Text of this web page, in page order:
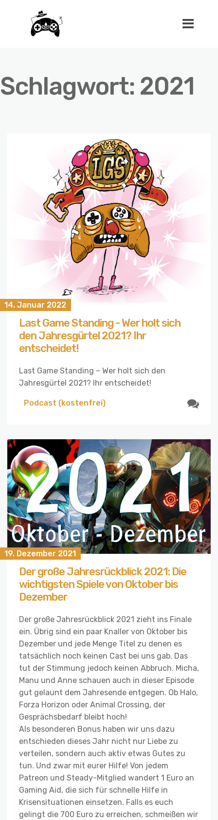
Schlagwort: 2021
14. Januar 2022
Last Game Standing - Wer holt sich
den Jahresgürtel 2021? Ihr
entscheidet!
Last Game Standing – Wer holt sich den
Jahresgürtel 2021? Ihr entscheidet!
Podcast (kostenfrei)
19. Dezember 2021
Der große Jahresrückblick 2021: Die
wichtigsten Spiele von Oktober bis
Dezember
Der große Jahresrückblick 2021 zieht ins Finale
ein. Übrig sind ein paar Knaller von Oktober bis
Dezember und jede Menge Titel zu denen es
tatsächlich noch keinen Cast bei uns gab. Das
tut der Stimmung jedoch keinen Abbruch. Micha,
Manu und Anne schauen auch in dieser Episode
gut gelaunt dem Jahresende entgegen. Ob Halo,
Forza Horizon oder Animal Crossing, der
Gesprächsbedarf bleibt hoch!
Als besonderen Bonus haben wir uns dazu
entschieden dieses Jahr nicht nur Liebe zu
verteilen, sondern auch aktiv etwas Gutes zu
tun. Und zwar mit eurer Hilfe! Von jedem
Patreon und Steady-Mitglied wandert 1 Euro an
Gaming Aid, die sich für schnelle Hilfe in
Krisensituationen einsetzen. Falls es euch
gelingt die 700 Euro zu erreichen, schmeißen wir